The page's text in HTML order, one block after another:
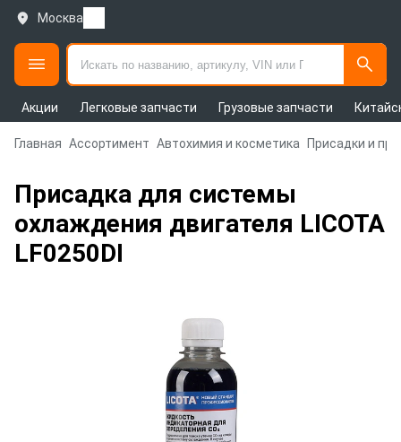
Москва
Акции Легковые запчасти Грузовые запчасти
Главная Ассортимент Автохимия и косметика Присадки и
Присадка для системы
охлаждения двигателя LICOTA
LF0250DI